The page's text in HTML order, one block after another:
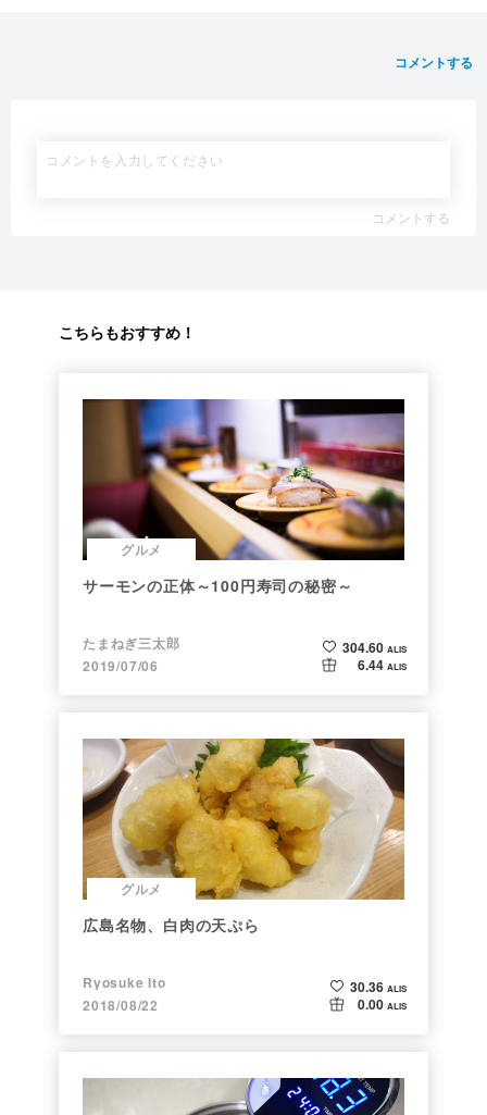
コメントする
コメントする
こちらもおすすめ！
グルメ
サーモンの正体～100円寿司の秘密～
たまねぎ三太郎
2019/07/06
304.60 ALIS
6.44 ALIS
グルメ
広島名物、白肉の天ぷら
Ryosuke Ito
2018/08/22
30.36 ALIS
0.00 ALIS